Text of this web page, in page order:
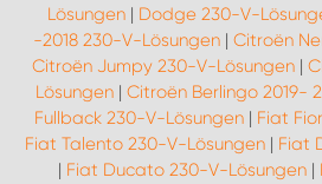
Lösungen | Dodge 230-V-
-2018 230-V-Lösungen | Citroën
Citroën Jumpy 230-V-Lösungen|
Lösungen | Citroën Berlingo 2019-
Fullback 230-V-Lösungen| Fiat
Fiat Talento 230-V-Lösungen| Fiat
| Fiat Ducato 230-V-Lösungen |